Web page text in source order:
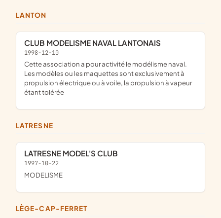
LANTON
CLUB MODELISME NAVAL LANTONAIS
1998-12-10
cette association a pour activité le modélisme naval.
Les modèles ou les maquettes sont exclusivement à
propulsion électrique ou à voile, la propulsion à vapeur
étant tolérée
LATRESNE
LATRESNE MODEL'S CLUB
1997-10-22
MODELISME
LÈGE-CAP-FERRET